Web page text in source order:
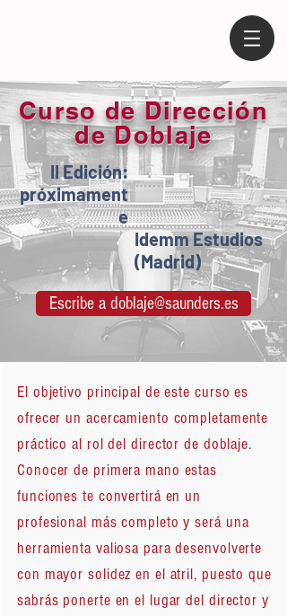
Curso de Dirección
de Doblaje
II Edición:
próximament
e
Idemm Estudios
(Madrid)
Escribe a doblaje@saunders.es
El objetivo principal de este curso es
ofrecer un acercamiento completamente
práctico al rol del director de doblaje.
Conocer de primera mano estas
funciones te convertirá en un
profesional más completo y será una
herramienta valiosa para desenvolverte
con mayor solidez en el atril, puesto que
sabrás ponerte en el lugar del director y